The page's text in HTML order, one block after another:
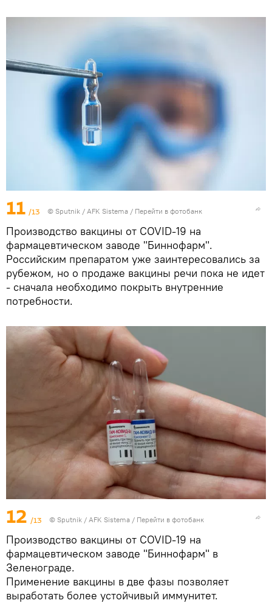
11 /13 © Sputnik / AFK Sistema / Перейти в фотобанк
Производство вакцины от COVID-19 на
фармацевтическом заводе "Биннофарм".
Российским препаратом уже заинтересовались за
рубежом, но о продаже вакцины речи пока не идет
- сначала необходимо покрыть внутренние
потребности.
12 /13 © Sputnik / AFK Sistema / Перейти в фотобанк
Производство вакцины от COVID-19 на
фармацевтическом заводе "Биннофарм" в
Зеленограде.
Применение вакцины в две фазы позволяет
выработать более устойчивый иммунитет.